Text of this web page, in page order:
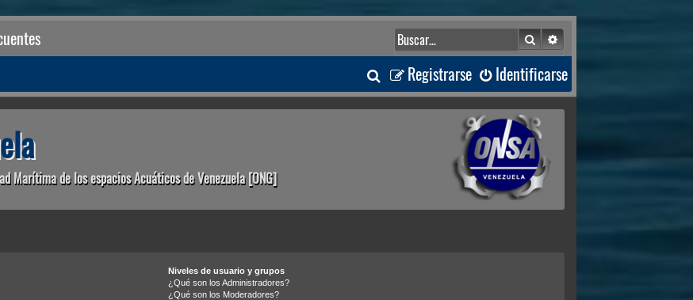
BuscarBúsqueda avanzada
Identificarse
Registrarse
B
u
a
Marítima de los espacios Acuáticos de Venezuela [ONG]
Niveles de usuario y grupos
¿Qué son los Administradores?
¿Qué son los Moderadores?